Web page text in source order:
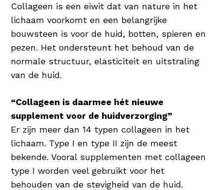
Hyaluronzuur als Vochtinbrenger
Hyaluronzuur is booming! Verschillende
verzorgingsproducten bieden het
geweldige bestandsdeel aan in serums
en/of daghydratatie. Hyaluronzuur is een
keer zijn gewicht in water kan dragen,
waardoor de huid wordt gehydrateerd en
beschermd. Een uitstekende
vochtinbrenger dus voor elke huidconditie!
Collageen is een eiwit dat van nature in het
lichaam voorkomt en een belangrijke
bouwsteen is voor de huid, botten, spieren en
pezen. Het ondersteunt het behoud van de
normale structuur, elasticiteit en uitstraling
van de huid.
“Collageen is daarmee hét nieuwe
supplement voor de huidverzorging”
Er zijn meer dan 14 typen collageen in het
lichaam. Type I en type II zijn de meest
bekende. Vooral supplementen met collageen
type I worden veel gebruikt voor het
behouden van de stevigheid van de huid.